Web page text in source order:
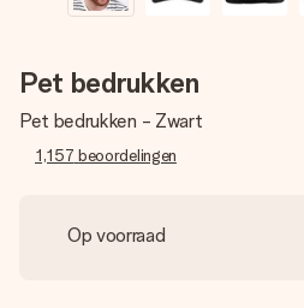
Pet bedrukken
Pet bedrukken - Zwart
1,157 beoordelingen
Op voorraad